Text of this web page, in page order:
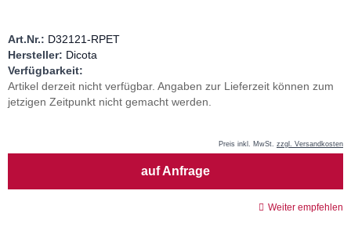
Art.Nr.: D32121-RPET
Hersteller: Dicota
Verfügbarkeit:
Artikel derzeit nicht verfügbar. Angaben zur Lieferzeit können zum
jetzigen Zeitpunkt nicht gemacht werden.
Preis inkl. MwSt. zzgl. Versandkosten
auf Anfrage
Weiter empfehlen